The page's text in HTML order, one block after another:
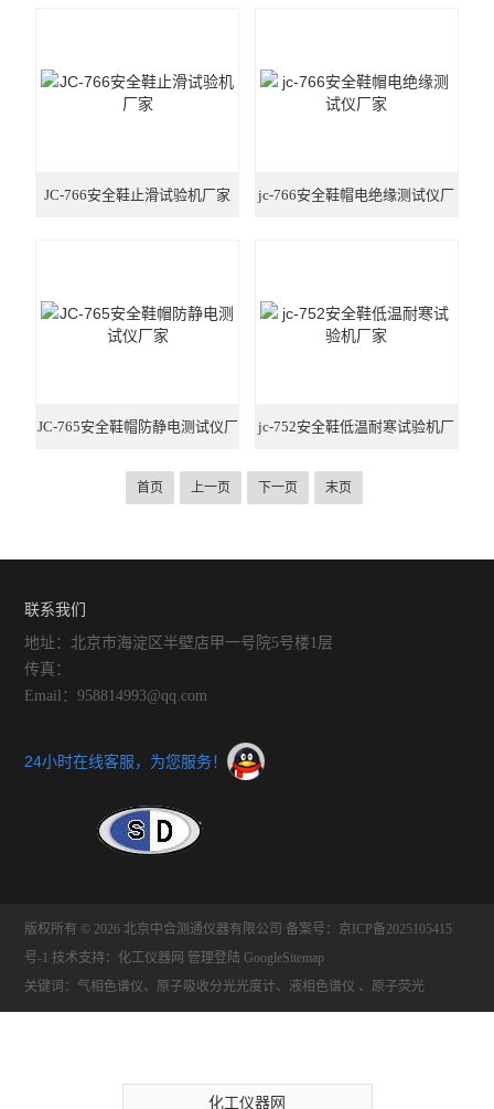
JC-766安全鞋止滑试验机厂家 jc-766安全鞋帽电绝缘测试仪厂
JC-765安全鞋帽防静电测试仪厂
家
jc-752安全鞋低温耐寒试验机厂
家
首页 上一页 下一页 末页
联系我们
地址：北京市海淀区半壁店甲一号院5号楼1层
传真：
Email：958814993@qq.com
24小时在线客服，为您服务！
版权所有 © 2026 北京中合测通仪器有限公司 备案号：京ICP备2025105415
号-1 技术支持： 化工仪器网 管理登陆 GoogleSitemap
关键词：气相色谱仪、原子吸收分光光度计、液相色谱仪 、原子荧光
化工仪器网